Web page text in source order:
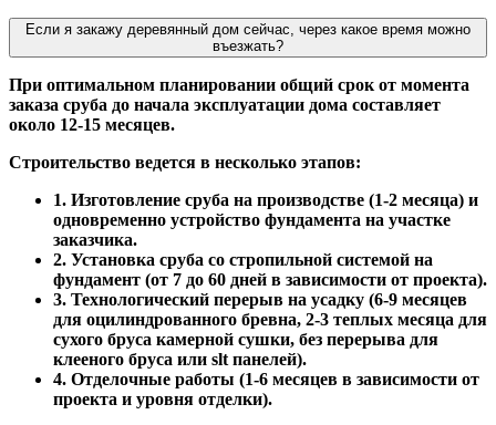
Если я закажу деревянный дом сейчас, через какое время можно
въезжать?
При оптимальном планировании общий срок от момента
заказа сруба до начала эксплуатации дома составляет
около 12-15 месяцев.
Строительство ведется в несколько этапов:
1. Изготовление сруба на производстве (1-2 месяца) и
одновременно устройство фундамента на участке
заказчика.
2. Установка сруба со стропильной системой на
фундамент (от 7 до 60 дней в зависимости от проекта).
3. Технологический перерыв на усадку (6-9 месяцев
для оцилиндрованного бревна, 2-3 теплых месяца для
сухого бруса камерной сушки, без перерыва для
клееного бруса или slt панелей).
4. Отделочные работы (1-6 месяцев в зависимости от
проекта и уровня отделки).